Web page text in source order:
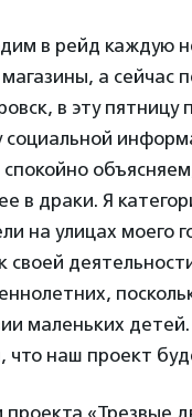
в рейд каждую
а сейчас
в эту
социальной
в драки. Я
на улицах
своей
маленьких
что наш проект
проекта «Трезвые